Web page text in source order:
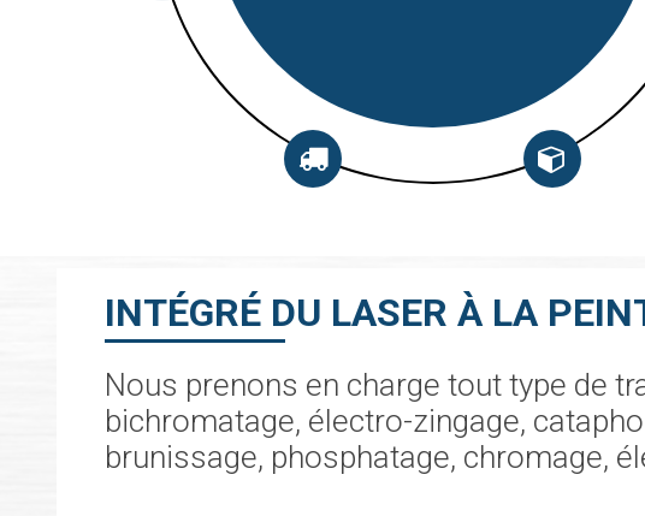
INTÉGRÉ DU LASER À LA
Nous prenons en charge tout type de
bichromatage, électro-zingage,
brunissage, phosphatage, chromage,